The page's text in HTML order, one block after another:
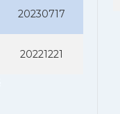
20230717
20221221